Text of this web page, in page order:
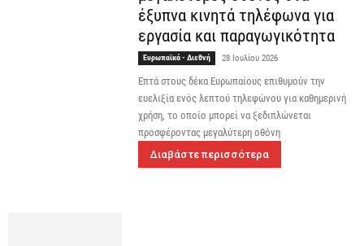
έξυπνα κινητά τηλέφωνα για
εργασία και παραγωγικότητα
Ευρωπαϊκά - Διεθνή 28 Ιουλίου 2026
Επτά στους δέκα Ευρωπαίους επιθυμούν την
ευελιξία ενός λεπτού τηλεφώνου για καθημερινή
χρήση, το οποίο μπορεί να ξεδιπλώνεται
προσφέροντας μεγαλύτερη οθόνη
Διαβάστε περισσότερα